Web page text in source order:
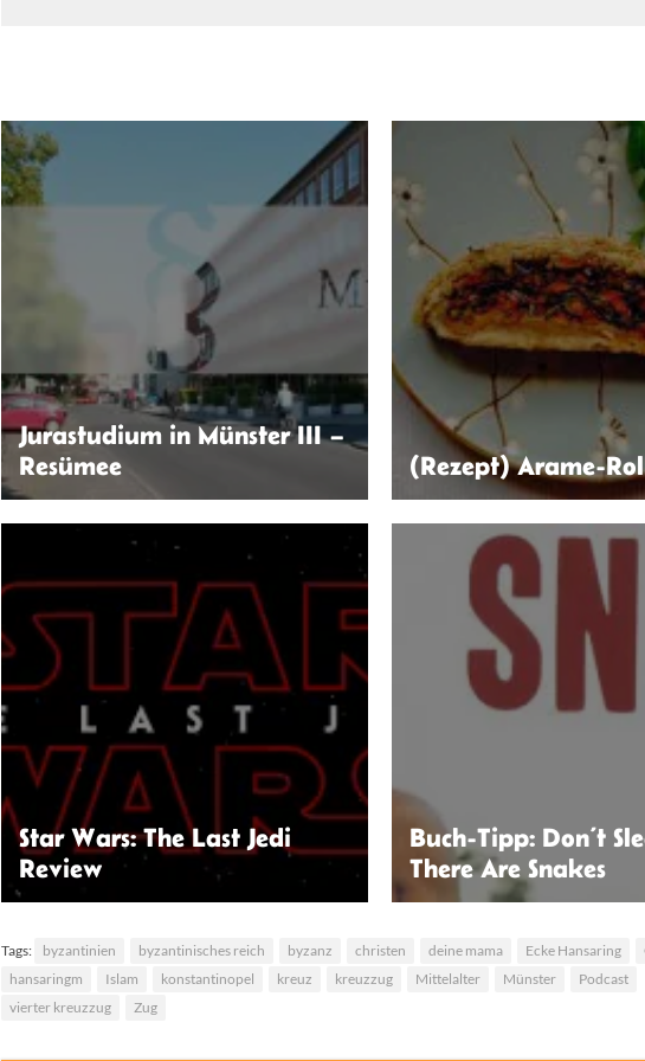
Jurastudium in Münster III –
Resümee
(Rezept) Arame-
Star Wars: The Last Jedi
Review
Buch-Tipp: Don’t
There Are Snakes
Tags: byzantinien byzantinisches reich byzanz christen deine mama Ecke Hansaring
hansaringm
Islam konstantinopel kreuz kreuzzug Mittelalter Münster
Podcast
vierter kreuzzug
Zug